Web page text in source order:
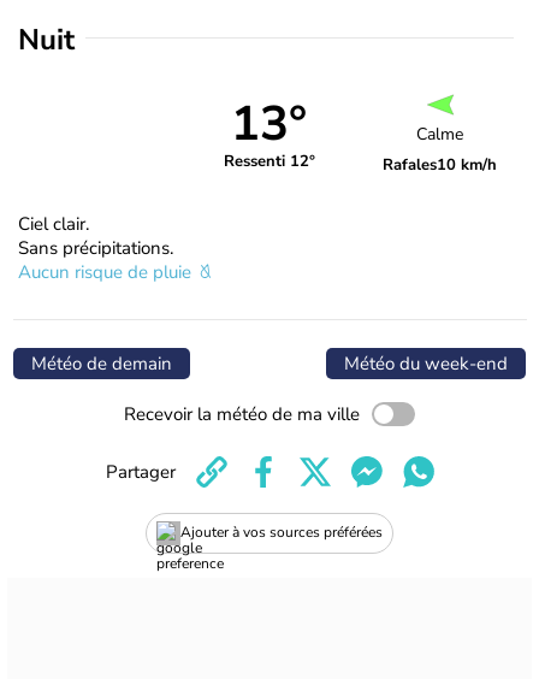
Nuit
13°
Ressenti 12°
Calme
Rafales10 km/h
Ciel clair.
Sans précipitations.
Aucun risque de pluie
Météo de demain Météo du week-end
Recevoir la météo de ma ville
Ajouter à vos sources préférées
Partager